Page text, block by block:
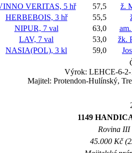
VERITAS, 5 hř 57,5 ž.
HERBEBOIS, 3 hř 55,5
NIPUR, 7 val 63,0
LAV, 7 val 53,0 žk.
NASIA(POL), 3 kl 59,0
Výrok: LEHCE-6-2-
Majitel: Protendon-Hulínský,
1149
Rovina III
45.000 Kč